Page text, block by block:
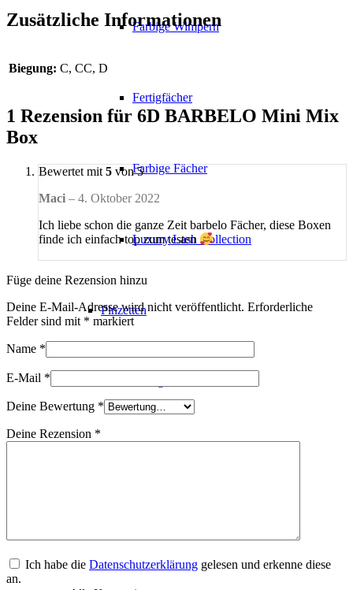
Farbige Wimpern
Fertigfächer
Farbige Fächer
Luxury Lash Collection
Pinzetten
Zusätzliche Informationen
Biegung: C, CC, D
1 Rezension für 6D BARBELO Mini Mix
Box
Bewertet mit 5 von 5
Maci – 4. Oktober 2022
Ich liebe schon die ganze Zeit barbelo Fächer, diese Boxen
finde ich einfach top zum testen
Füge deine Rezension hinzu
Deine E-Mail-Adresse wird nicht veröffentlicht. Erforderliche
Felder sind mit * markiert
Name *
E-Mail *
Deine Bewertung *
Deine Rezension *
Ich habe die Datenschutzerklärung gelesen und erkenne diese
an.